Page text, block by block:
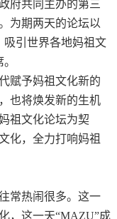
府共同主办的第三
为期两天的论坛以
吸引世界各地妈祖文
赋予妈祖文化新的
也将焕发新的生机
祖文化论坛为契
化，全力打响妈祖
常热闹很多。这一
，这一天“MAZU”成